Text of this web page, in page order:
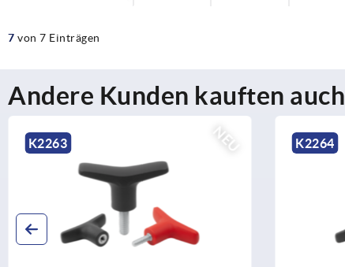
7 von 7 Einträgen
Andere Kunden kauften auch
NEU
K2264 K2265